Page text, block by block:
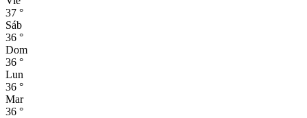
37 °
Sáb
36 °
Dom
36 °
Lun
36 °
Mar
36 °